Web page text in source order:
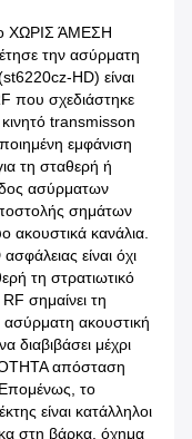
ΧΩΡΙΣ ΆΜΕΣΗ
την ασύρματη
HD) είναι
που σχεδιάστηκε
transmisson
εμφάνιση
τη σταθερή ή
ασύρματων
σημάτων
ακουστικά κανάλια.
είναι όχι
τη στρατιωτικό
σημαίνει τη
ακουστική
μέχρι
απόσταση
Επομένως, το
είναι κατάλληλοι
στη βάρκα, όχημα